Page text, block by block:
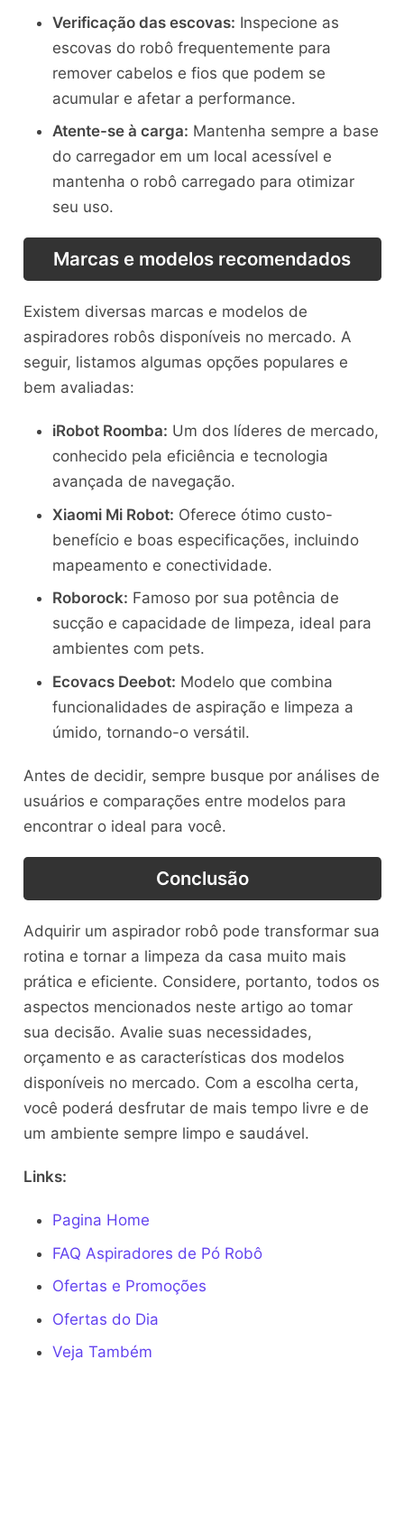
Verificação das escovas: Inspecione as
escovas do robô frequentemente para
remover cabelos e fios que podem se
acumular e afetar a performance.
Atente-se à carga: Mantenha sempre a base
do carregador em um local acessível e
mantenha o robô carregado para otimizar
seu uso.
Marcas e modelos recomendados
Existem diversas marcas e modelos de
aspiradores robôs disponíveis no mercado. A
seguir, listamos algumas opções populares e
bem avaliadas:
iRobot Roomba: Um dos líderes de mercado,
conhecido pela eficiência e tecnologia
avançada de navegação.
Xiaomi Mi Robot: Oferece ótimo custo-
benefício e boas especificações, incluindo
mapeamento e conectividade.
Roborock: Famoso por sua potência de
sucção e capacidade de limpeza, ideal para
ambientes com pets.
Ecovacs Deebot: Modelo que combina
funcionalidades de aspiração e limpeza a
úmido, tornando-o versátil.
Antes de decidir, sempre busque por análises de
usuários e comparações entre modelos para
encontrar o ideal para você.
Conclusão
Adquirir um aspirador robô pode transformar sua
rotina e tornar a limpeza da casa muito mais
prática e eficiente. Considere, portanto, todos os
aspectos mencionados neste artigo ao tomar
sua decisão. Avalie suas necessidades,
orçamento e as características dos modelos
disponíveis no mercado. Com a escolha certa,
você poderá desfrutar de mais tempo livre e de
um ambiente sempre limpo e saudável.
Links:
Pagina Home
FAQ Aspiradores de Pó Robô
Ofertas e Promoções
Ofertas do Dia
Veja Também